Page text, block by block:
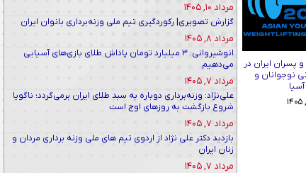
پسران ایران در
نوجوانان و
مرداد ۱۰, ۱۴۰۵
گزارش تصویری| رکوردگیری تیم ملی وزنه‌برداری بانوان ایران
مرداد ۸, ۱۴۰۵
انوشیروانی: ۳ میلیارد تومان پاداش طلای بازی‌های آسیایی
می‌دهیم
مرداد ۷, ۱۴۰۵
علی‌نژاد: وزنه‌برداری دوباره به سبد طلای ایران برمی‌گردد؛ ناگویا
شروع بازگشت به روزهای اوج است
مرداد ۷, ۱۴۰۵
بازدید دکتر علی نژاد از اردوی تیم های ملی وزنه برداری مردان و
زنان ایران
مرداد ۷, ۱۴۰۵